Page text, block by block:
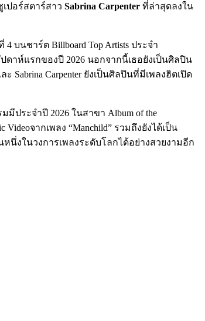
ปอร์สตาร์สาว Sabrina Carpenter ที่ล่าสุดลงใน
บนชาร์ต Billboard Top Artists ประจำ
ดาห์แรกของปี 2026 นอกจากนี้เธอยังเป็นศิลปิน
Carpenter ยังเป็นศิลปินที่มีเพลงฮิตเปิด
มีประจำปี 2026 ในสาขา Album of the
Videoจากเพลง “Manchild” รวมถึงยังได้เป็น
หนึ่งในวงการเพลงระดับโลกได้อย่างสวยงามอีก